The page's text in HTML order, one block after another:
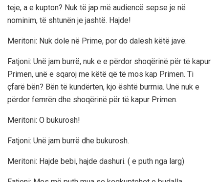
teje, a e kupton? Nuk të jap më audiencë sepse je në
nominim, të shtunën je jashtë. Hajde!
Meritoni: Nuk dole në Prime, por do dalësh këtë javë.
Fatjoni: Unë jam burrë, nuk e e përdor shoqërinë për të kapur
Primen, unë e sqaroj me këtë që të mos kap Primen. Ti
çfarë bën? Bën të kundërtën, kjo është burrnia. Unë nuk e
përdor femrën dhe shoqërinë për të kapur Primen.
Meritoni: O bukurosh!
Fatjoni: Unë jam burrë dhe bukurosh.
Meritoni: Hajde bebi, hajde dashuri. ( e puth nga larg)